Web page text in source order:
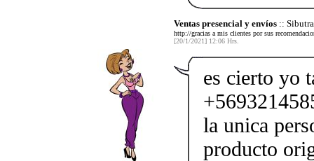
Ventas presencial y envíos ::
http://gracias a mis clientes por sus
[20/1/2021] 12:06 Hrs.
es cierto yo
la unica
producto